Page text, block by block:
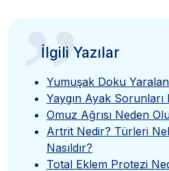
”
İlgili Yazılar
Yumuşak Doku
Yaygın Ayak Sorunları
Omuz Ağrısı Neden
Artrit Nedir? Türleri
Nasıldır?
Total Eklem Protezi